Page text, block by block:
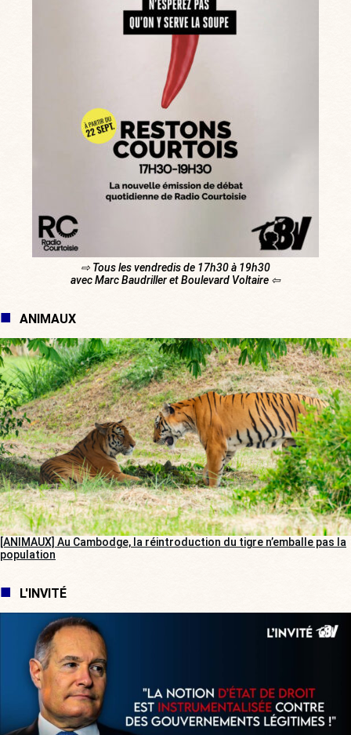
⇨ Tous les vendredis de 17h30 à 19h30
avec Marc Baudriller et Boulevard Voltaire ⇦
ANIMAUX
[ANIMAUX] Au Cambodge, la réintroduction du tigre n’emballe pas la
population
L'INVITÉ